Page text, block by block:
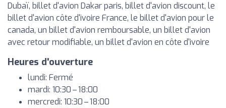
Dubaï, billet d'avion Dakar paris, billet d'avion discount, le
billet d'avion côte d'ivoire France, le billet d'avion pour le
canada, un billet d'avion remboursable, un billet d'avion
avec retour modifiable, un billet d'avion en côte d'ivoire
Heures d'ouverture
lundi: Fermé
mardi: 10:30 – 18:00
mercredi: 10:30 – 18:00